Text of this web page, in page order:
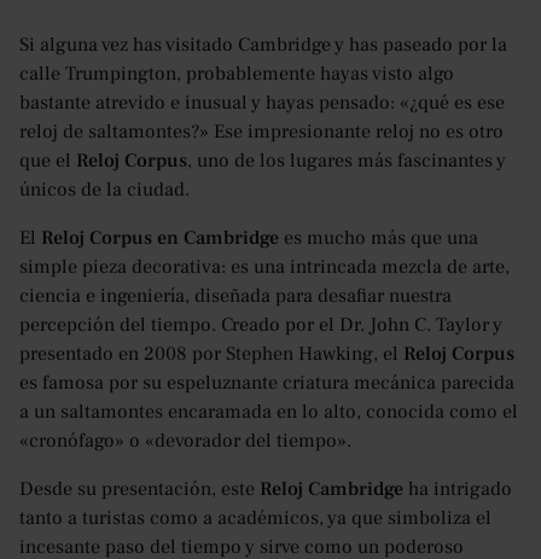
Si alguna vez has visitado Cambridge y has paseado por la
calle Trumpington, probablemente hayas visto algo
bastante atrevido e inusual y hayas pensado: «¿qué es ese
reloj de saltamontes?» Ese impresionante reloj no es otro
que el Reloj Corpus, uno de los lugares más fascinantes y
únicos de la ciudad.
El Reloj Corpus en Cambridge es mucho más que una
simple pieza decorativa: es una intrincada mezcla de arte,
ciencia e ingeniería, diseñada para desafiar nuestra
percepción del tiempo. Creado por el Dr. John C. Taylor y
presentado en 2008 por Stephen Hawking, el Reloj Corpus
es famosa por su espeluznante criatura mecánica parecida
a un saltamontes encaramada en lo alto, conocida como el
«cronófago» o «devorador del tiempo».
Desde su presentación, este Reloj Cambridge ha intrigado
tanto a turistas como a académicos, ya que simboliza el
incesante paso del tiempo y sirve como un poderoso